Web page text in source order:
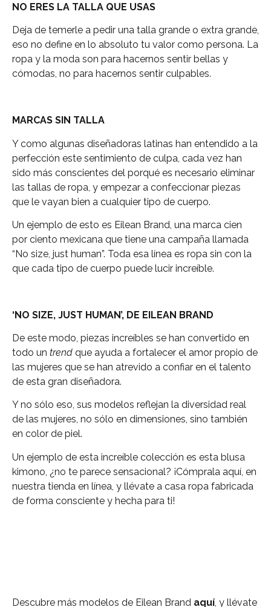
NO ERES LA TALLA QUE USAS
Deja de temerle a pedir una talla grande o extra grande,
eso no define en lo absoluto tu valor como persona. La
ropa y la moda son para hacernos sentir bellas y
cómodas, no para hacernos sentir culpables.
MARCAS SIN TALLA
Y como algunas diseñadoras latinas han entendido a la
perfección este sentimiento de culpa, cada vez han
sido más conscientes del porqué es necesario eliminar
las tallas de ropa, y empezar a confeccionar piezas
que le vayan bien a cualquier tipo de cuerpo.
Un ejemplo de esto es Eilean Brand, una marca cien
por ciento mexicana que tiene una campaña llamada
“No size, just human”. Toda esa línea es ropa sin con la
que cada tipo de cuerpo puede lucir increíble.
‘NO SIZE, JUST HUMAN’, DE EILEAN BRAND
De este modo, piezas increíbles se han convertido en
todo un trend que ayuda a fortalecer el amor propio de
las mujeres que se han atrevido a confiar en el talento
de esta gran diseñadora.
Y no sólo eso, sus modelos reflejan la diversidad real
de las mujeres, no sólo en dimensiones, sino también
en color de piel.
Un ejemplo de esta increíble colección es esta blusa
kimono, ¿no te parece sensacional? ¡Cómprala aquí, en
nuestra tienda en línea, y llévate a casa ropa fabricada
de forma consciente y hecha para ti!
Descubre más modelos de Eilean Brand aquí , y llévate